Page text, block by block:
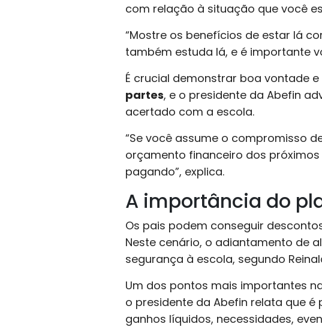
com relação à situação que você
“Mostre os benefícios de estar lá
também estuda lá, e é importante
É crucial demonstrar boa vontade
partes, e o presidente da Abefin
acertado com a escola.
“Se você assume o compromisso
orçamento financeiro dos
pagando”, explica.
A importância do
Os pais podem conseguir
Neste cenário, o adiantamento de
segurança à escola, segundo
Um dos pontos mais importantes
o presidente da Abefin relata que
ganhos líquidos, necessidades,